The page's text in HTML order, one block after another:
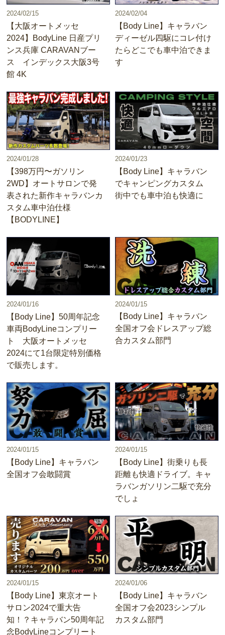
2024/02/15
【大阪オートメッセ
2024】BodyLine 日産プリ
ンス兵庫 CARAVANブー
ス インデックス大阪3号
館 4K
2024/02/04
【Body Line】キャラバン
ディーゼル四駆にコレ付け
たらどこでも車中泊できま
す
2024/01/28
【398万円〜ガソリン
2WD】オートサロンで発
表された新作キャラバンカ
スタム車中泊仕様
【BODYLINE】
2024/01/23
【Body Line】キャラバン
でキャンピングカスタム
街中でも車中泊も快適に
2024/01/16
【Body Line】50周年記念
車両BodyLineコンプリー
ト 大阪オートメッセ
2024にて1台限定特別価格
で販売します。
2024/01/15
【Body Line】キャラバン
全国オフ会ドレスアップ総
合カスタム部門
2024/01/15
【Body Line】キャラバン
全国オフ会敢闘賞
2024/01/15
【Body Line】街乗りも長
距離も快適ドライブ。キャ
ラバンガソリン二駆で充分
でしょ
2024/01/15
【Body Line】東京オート
サロン2024で重大告
知！？キャラバン50周年記
念BodyLineコンプリート
2024/01/06
【Body Line】キャラバン
全国オフ会2023シンプル
カスタム部門